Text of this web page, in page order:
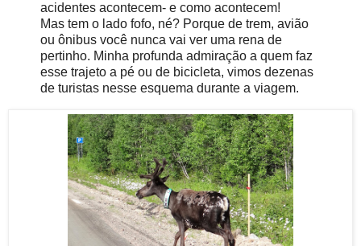
acidentes acontecem- e como acontecem!
Mas tem o lado fofo, né? Porque de trem, avião
ou ônibus você nunca vai ver uma rena de
pertinho. Minha profunda admiração a quem faz
esse trajeto a pé ou de bicicleta, vimos dezenas
de turistas nesse esquema durante a viagem.